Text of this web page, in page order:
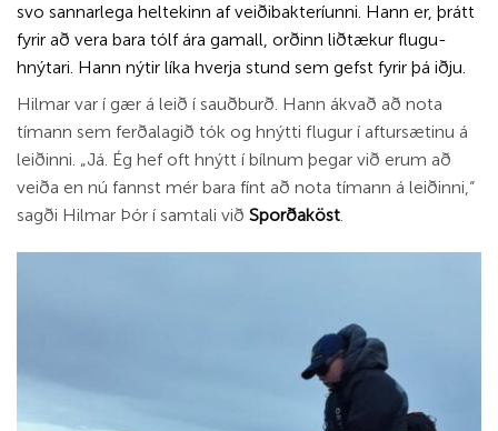
svo sann­ar­lega heltek­inn af veiðibakt­erí­unni. Hann er, þrátt
fyr­ir að vera bara tólf ára gam­all, orðinn liðtæk­ur flugu­
hnýt­ari. Hann nýt­ir líka hverja stund sem gefst fyr­ir þá iðju.
Hilm­ar var í gær á leið í sauðburð. Hann ákvað að nota
tím­ann sem ferðalagið tók og hnýtti flug­ur í aft­ur­sæt­inu á
leiðinni. „Já. Ég hef oft hnýtt í bíln­um þegar við erum að
veiða en nú fannst mér bara fínt að nota tím­ann á leiðinni,“
sagði Hilm­ar Þór í sam­tali við Sporðaköst.